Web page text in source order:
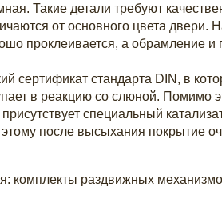
Такие детали требуют
от основного цвета
проклеивается, а обрамление и
сертификат стандарта DIN, в
в реакцию со слюной. Помимо
специальный
после высыхания покрытие
комплекты раздвижных